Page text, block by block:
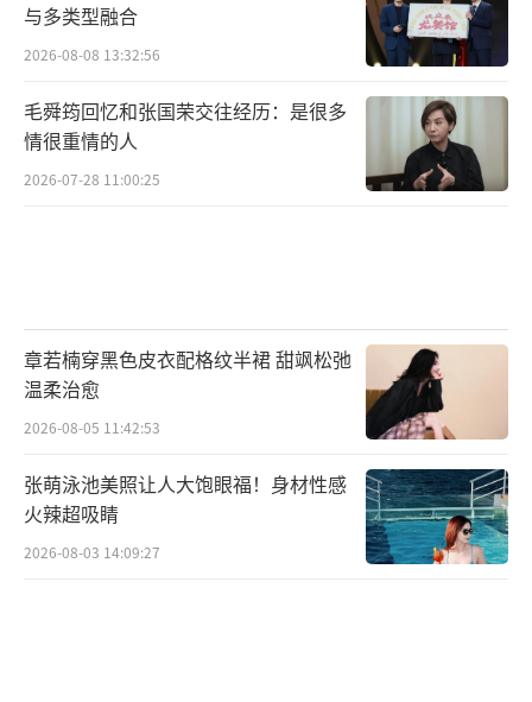
与多类型融合
2026-08-08 13:32:56
毛舜筠回忆和张国荣交往经历：是很多
情很重情的人
2026-07-28 11:00:25
章若楠穿黑色皮衣配格纹半裙 甜飒松弛
温柔治愈
2026-08-05 11:42:53
张萌泳池美照让人大饱眼福！身材性感
火辣超吸睛
2026-08-03 14:09:27